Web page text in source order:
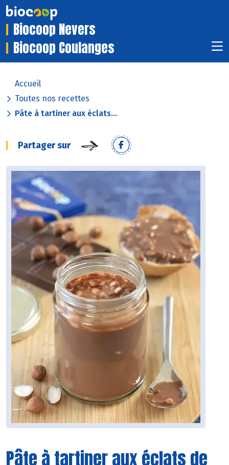
Biocoop Nevers
Biocoop Coulanges
Accueil
Toutes nos recettes
Pâte à tartiner aux éclats...
Partager sur
Pâte à tartiner aux éclats de